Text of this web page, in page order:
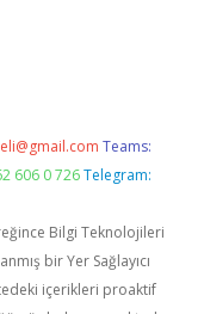
Teams:
606 0 726 Telegram:
Bilgi Teknolojileri
bir Yer Sağlayıcı
içerikleri proaktif